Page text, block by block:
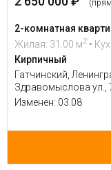
2-комнатная
Жилая: 31.00 м2 •
Кирпичный
Гатчинский,
Здравомыслова ул.,
Изменен: 03.08